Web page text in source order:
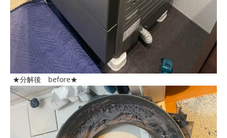
★分解後 before★